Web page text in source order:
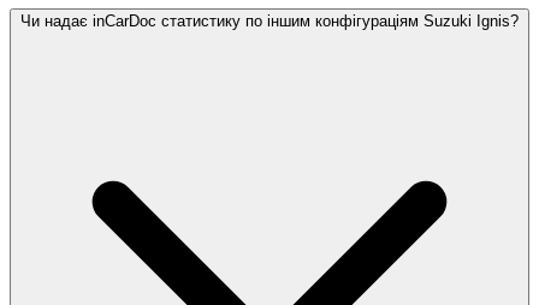
Чи надає inCarDoc статистику по іншим конфігураціям Suzuki Ignis?